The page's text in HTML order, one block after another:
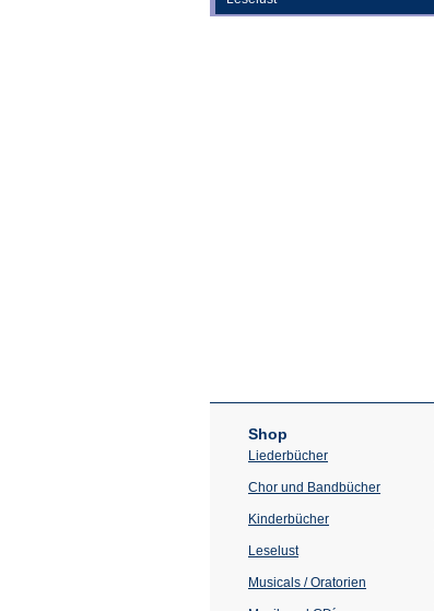
Shop
Liederbücher
Chor und Bandbücher
Kinderbücher
Leselust
Musicals / Oratorien